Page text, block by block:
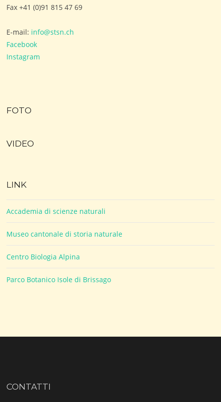
Fax +41 (0)91 815 47 69
E-mail: info@stsn.ch
Facebook
Instagram
FOTO
VIDEO
LINK
Accademia di scienze naturali
Museo cantonale di storia naturale
Centro Biologia Alpina
Parco Botanico Isole di Brissago
CONTATTI